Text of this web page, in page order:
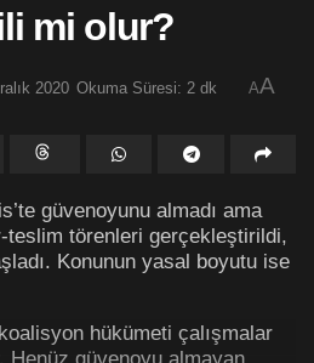
mi olur?
2020 Okuma Süresi: 2 dk AA
güvenoyunu almadı ama
teslim törenleri gerçekleştirildi,
Konunun yasal boyutu ise
hükümeti çalışmalar